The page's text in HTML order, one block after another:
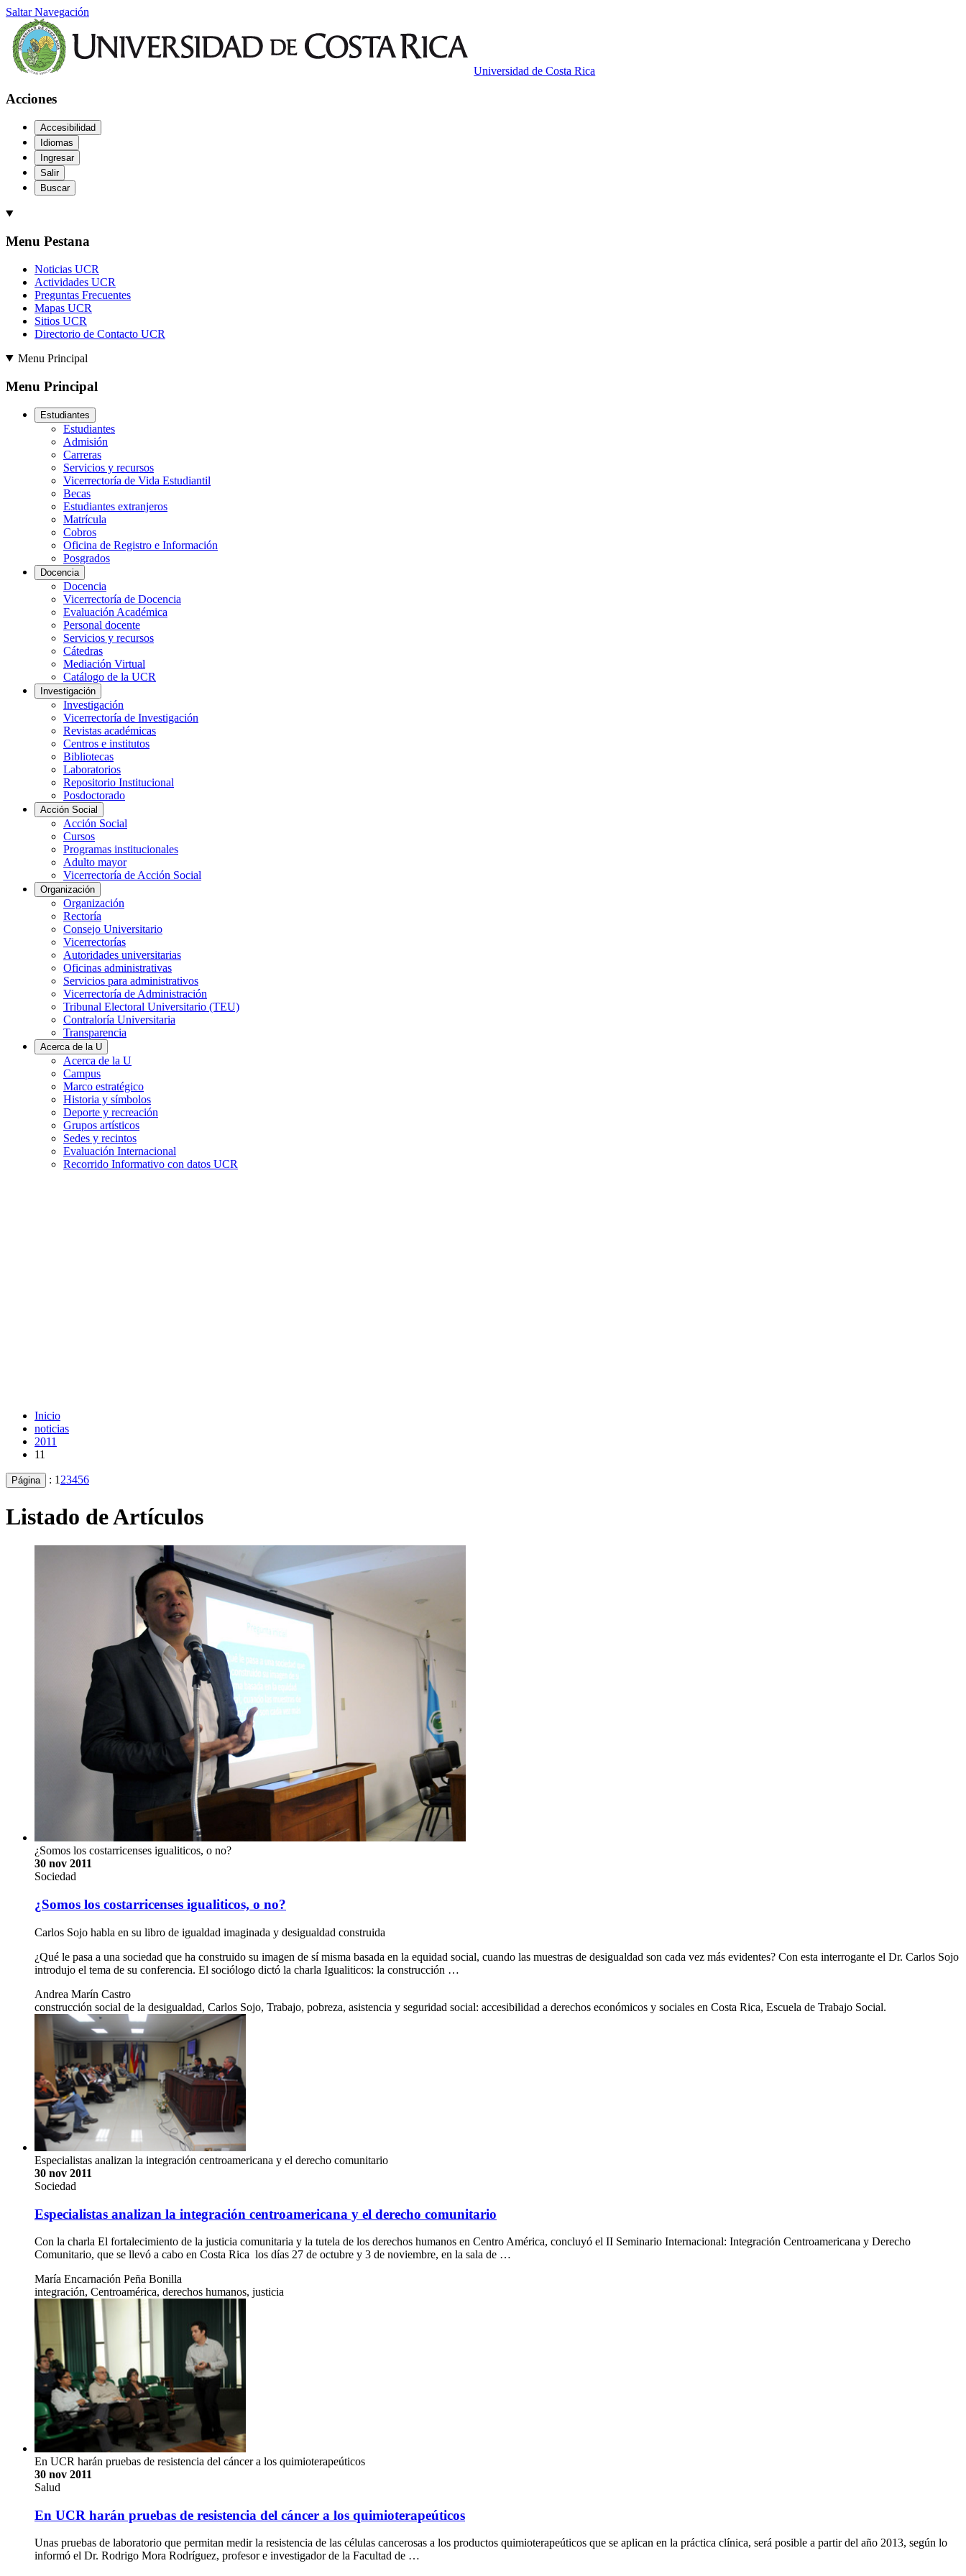
Saltar Navegación
Universidad de Costa Rica
Acciones
Accesibilidad
Idiomas
Ingresar
Salir
Buscar
Menu Pestana
Noticias UCR
Actividades UCR
Preguntas Frecuentes
Mapas UCR
Sitios UCR
Directorio de Contacto UCR
Menu Principal
Menu Principal
Estudiantes
Estudiantes
Admisión
Carreras
Servicios y recursos
Vicerrectoría de Vida Estudiantil
Becas
Estudiantes extranjeros
Matrícula
Cobros
Oficina de Registro e Información
Posgrados
Docencia
Docencia
Vicerrectoría de Docencia
Evaluación Académica
Personal docente
Servicios y recursos
Cátedras
Mediación Virtual
Catálogo de la UCR
Investigación
Investigación
Vicerrectoría de Investigación
Revistas académicas
Centros e institutos
Bibliotecas
Laboratorios
Repositorio Institucional
Posdoctorado
Acción Social
Acción Social
Cursos
Programas institucionales
Adulto mayor
Vicerrectoría de Acción Social
Organización
Organización
Rectoría
Consejo Universitario
Vicerrectorías
Autoridades universitarias
Oficinas administrativas
Servicios para administrativos
Vicerrectoría de Administración
Tribunal Electoral Universitario (TEU)
Contraloría Universitaria
Transparencia
Acerca de la U
Acerca de la U
Campus
Marco estratégico
Historia y símbolos
Deporte y recreación
Grupos artísticos
Sedes y recintos
Evaluación Internacional
Recorrido Informativo con datos UCR
Inicio
noticias
2011
11
Página : 1 23456
Listado de Artículos
¿Somos los costarricenses igualiticos, o no?
30 nov 2011
Sociedad
¿Somos los costarricenses igualiticos, o no?
Carlos Sojo habla en su libro de igualdad imaginada y desigualdad construida
¿Qué le pasa a una sociedad que ha construido su imagen de sí misma basada en la equidad social, cuando las muestras de desigualdad son cada vez más evidentes? Con esta interrogante el Dr. Carlos Sojo
introdujo el tema de su conferencia. El sociólogo dictó la charla Igualiticos: la construcción …
Andrea Marín Castro
construcción social de la desigualdad, Carlos Sojo, Trabajo, pobreza, asistencia y seguridad social: accesibilidad a derechos económicos y sociales en Costa Rica, Escuela de Trabajo Social.
Especialistas analizan la integración centroamericana y el derecho comunitario
30 nov 2011
Sociedad
Especialistas analizan la integración centroamericana y el derecho comunitario
Con la charla El fortalecimiento de la justicia comunitaria y la tutela de los derechos humanos en Centro América, concluyó el II Seminario Internacional: Integración Centroamericana y Derecho
Comunitario, que se llevó a cabo en Costa Rica los días 27 de octubre y 3 de noviembre, en la sala de …
María Encarnación Peña Bonilla
integración, Centroamérica, derechos humanos, justicia
En UCR harán pruebas de resistencia del cáncer a los quimioterapeúticos
30 nov 2011
Salud
En UCR harán pruebas de resistencia del cáncer a los quimioterapeúticos
Unas pruebas de laboratorio que permitan medir la resistencia de las células cancerosas a los productos quimioterapeúticos que se aplican en la práctica clínica, será posible a partir del año 2013, según lo
informó el Dr. Rodrigo Mora Rodríguez, profesor e investigador de la Facultad de …